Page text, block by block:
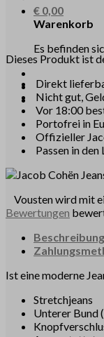
€ 0,00
Warenkorb
Es befinden
Dieses Produkt ist
Direkt
Nicht gut,
Vor 18:00
Portofrei in
Offizieller
Passen in den
Vousten wird mit
Bewertungen
Beschreibung
Ist eine moderne
Stretchjeans
Unterer Bund